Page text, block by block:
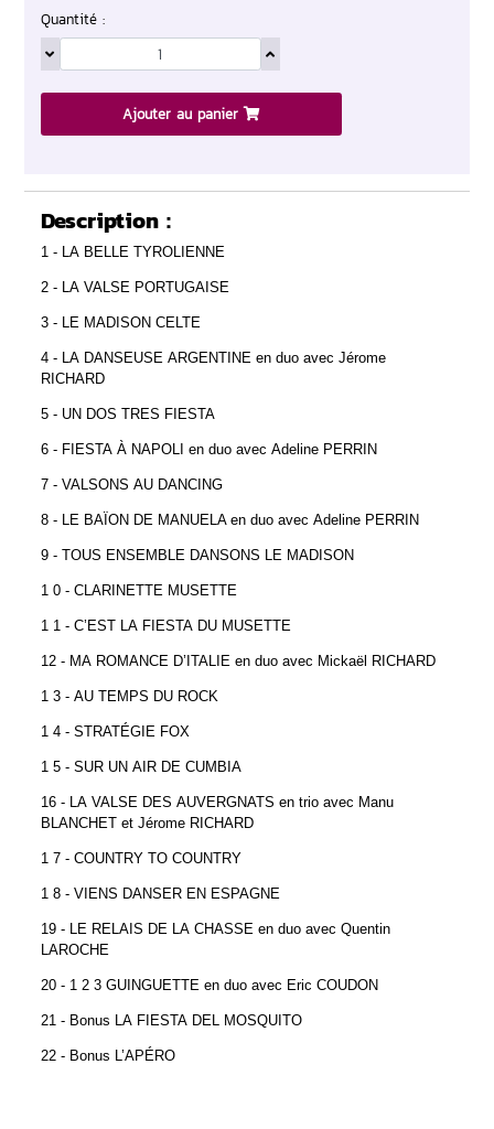
Quantité :
Ajouter au panier
Description :
1 - LA BELLE TYROLIENNE
2 - LA VALSE PORTUGAISE
3 - LE MADISON CELTE
4 - LA DANSEUSE ARGENTINE en duo avec Jérome
RICHARD
5 - UN DOS TRES FIESTA
6 - FIESTA À NAPOLI en duo avec Adeline PERRIN
7 - VALSONS AU DANCING
8 - LE BAÏON DE MANUELA en duo avec Adeline PERRIN
9 - TOUS ENSEMBLE DANSONS LE MADISON
1 0 - CLARINETTE MUSETTE
1 1 - C’EST LA FIESTA DU MUSETTE
12 - MA ROMANCE D’ITALIE en duo avec Mickaël RICHARD
1 3 - AU TEMPS DU ROCK
1 4 - STRATÉGIE FOX
1 5 - SUR UN AIR DE CUMBIA
16 - LA VALSE DES AUVERGNATS en trio avec Manu
BLANCHET et Jérome RICHARD
1 7 - COUNTRY TO COUNTRY
1 8 - VIENS DANSER EN ESPAGNE
19 - LE RELAIS DE LA CHASSE en duo avec Quentin
LAROCHE
20 - 1 2 3 GUINGUETTE en duo avec Eric COUDON
21 - Bonus LA FIESTA DEL MOSQUITO
22 - Bonus L’APÉRO